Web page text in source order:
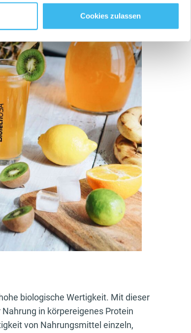
Cookies zulassen
biologische Wertigkeit. Mit dieser
in körpereigenes Protein
von Nahrungsmittel einzeln,